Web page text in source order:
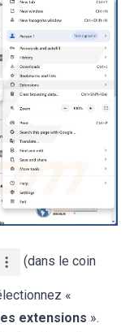
(dans le coin
«
extensions ».